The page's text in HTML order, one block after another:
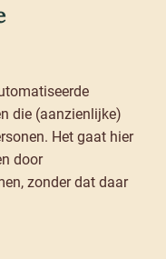
die (aanzienlijke)
Het gaat hier
door
zonder dat daar